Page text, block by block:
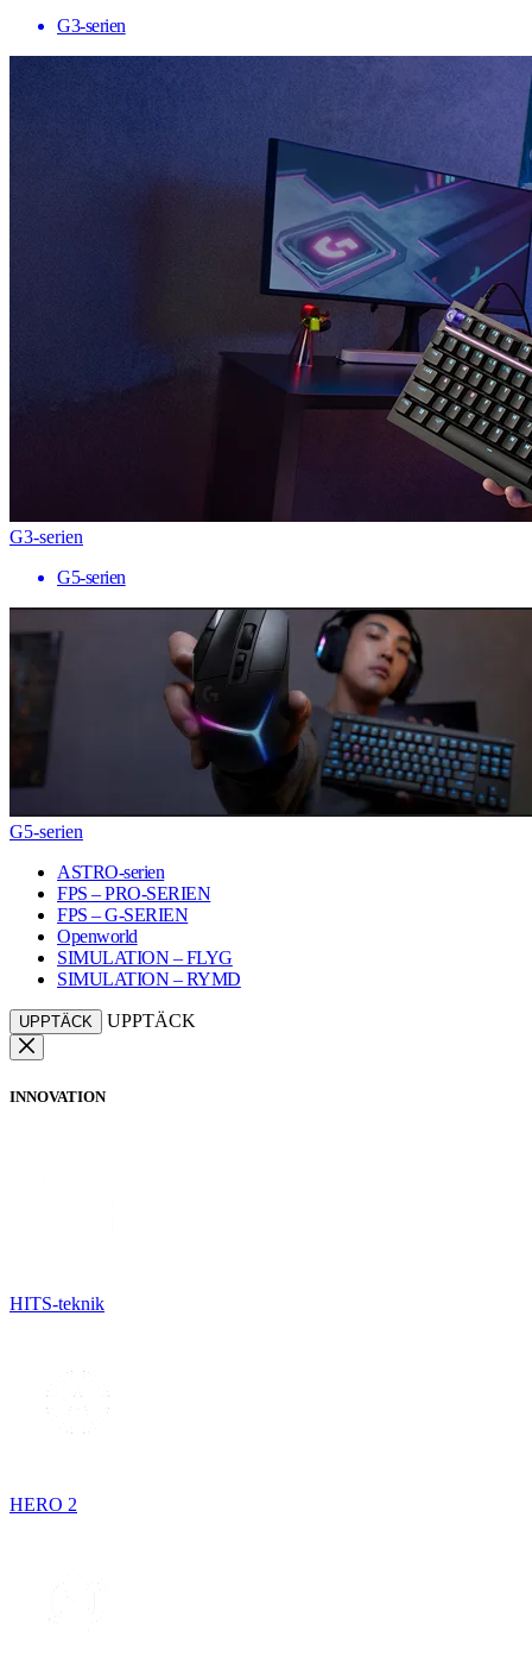
G3-serien
G3-serien
G5-serien
G5-serien
ASTRO-serien
FPS – PRO-SERIEN
FPS – G-SERIEN
Openworld
SIMULATION – FLYG
SIMULATION – RYMD
UPPTÄCK UPPTÄCK
INNOVATION
HITS-teknik
HERO 2